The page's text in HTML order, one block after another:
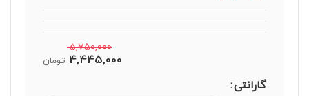
5,750,000
4,445,000 تومان
گارانتی